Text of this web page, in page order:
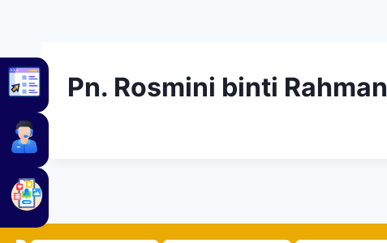
Pn. Rosmini binti Rahman